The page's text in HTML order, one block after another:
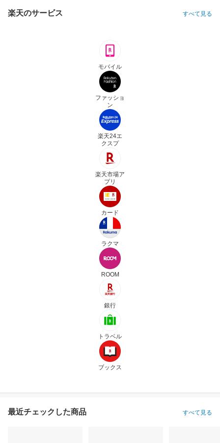
楽天のサービス すべて見る
モバイル
ファッショ
ン
楽天24エ
クスプ
楽天市場ア
プリ
カード
ラクマ
ROOM
銀行
トラベル
ブックス
最近チェックした商品 すべて見る